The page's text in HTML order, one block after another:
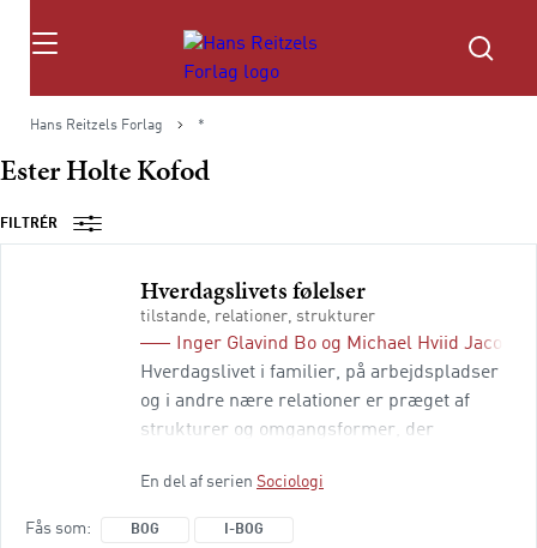
Søg
Hans Reitzels Forlag *
Ester Holte Kofod
FILTRÉR
Hverdagslivets følelser
tilstande, relationer, strukturer
Inger Glavind Bo og Michael Hviid
Hverdagslivet i familier, på arbejdspladser
og i andre nære relationer er præget af
strukturer og omgangsformer, der
system. Disse strukturer er ofte blevet
En del af serien Sociologi
Fås som BOG I-BOG